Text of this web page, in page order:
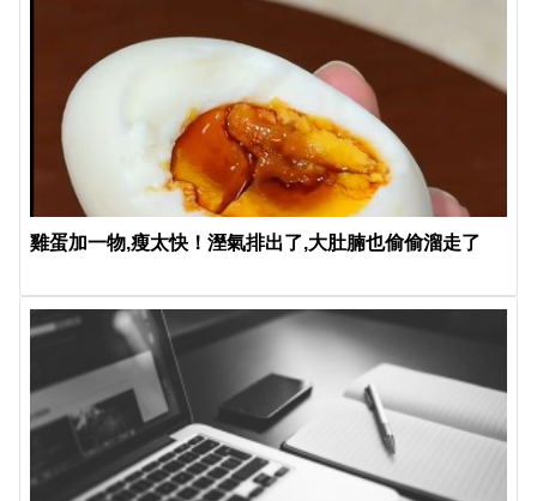
雞蛋加一物,瘦太快！溼氣排出了,大肚腩也偷偷溜走了